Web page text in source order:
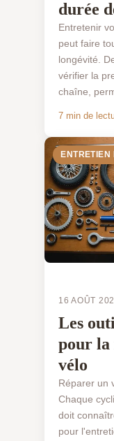
durée
Entretenir
peut faire
longévité.
vérifier la
chaîne,
7 min de
ENTRETIEN
16 AOÛT
Les
pour la
vélo
Réparer un
Chaque
doit
pour